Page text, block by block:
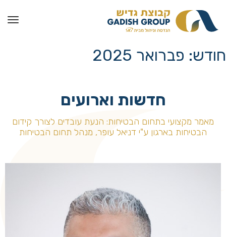
חודש: פברואר 2025
חדשות וארועים
מאמר מקצועי בתחום הבטיחות: הנעת עובדים לצורך קידום
הבטיחות בארגון ע"י דניאל עופר, מנהל תחום הבטיחות